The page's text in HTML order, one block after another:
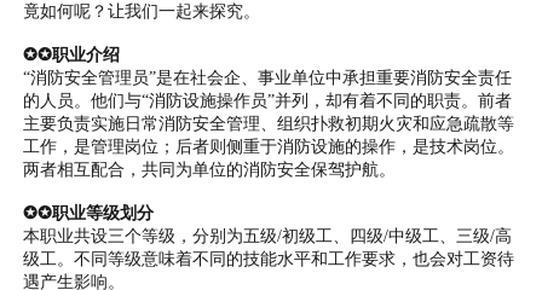
竟如何呢？让我们一起来探究。
✪✪职业介绍
“消防安全管理员”是在社会企、事业单位中承担重要消防安全责任
的人员。他们与“消防设施操作员”并列，却有着不同的职责。前者
主要负责实施日常消防安全管理、组织扑救初期火灾和应急疏散等
工作，是管理岗位；后者则侧重于消防设施的操作，是技术岗位。
两者相互配合，共同为单位的消防安全保驾护航。
✪✪职业等级划分
本职业共设三个等级，分别为五级/初级工、四级/中级工、三级/高
级工。不同等级意味着不同的技能水平和工作要求，也会对工资待
遇产生影响。